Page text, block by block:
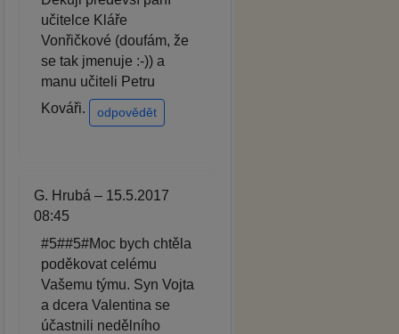
učitelce Kláře
Vonřičkové (doufám, že
se tak jmenuje :-)) a
manu učiteli Petru
Kováři.
odpovědět
G. Hrubá – 15.5.2017
08:45
#5##5#Moc bych chtěla
poděkovat celému
Vašemu týmu. Syn Vojta
a dcera Valentina se
účastnili nedělního